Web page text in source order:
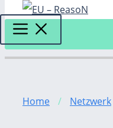
Home / Netzwerk